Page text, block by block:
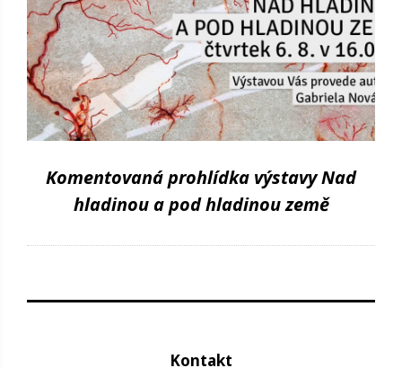
Komentovaná prohlídka výstavy Nad
hladinou a pod hladinou země
Kontakt